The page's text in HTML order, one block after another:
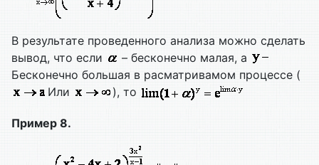
В результате проведенного анализа можно сделать
вывод, что если
– бесконечно малая, а
Бесконечно большая в расматривамом процессе (
Или
), то
Пример 8.